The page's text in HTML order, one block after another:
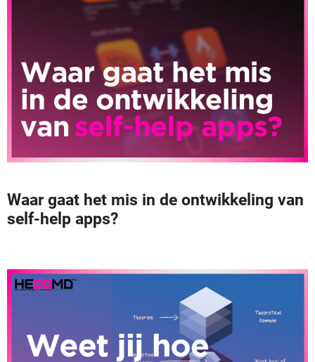
Waar gaat het mis in de ontwikkeling van
self-help apps?